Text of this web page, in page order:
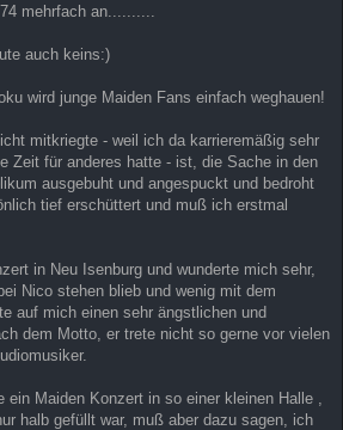
mehrfach an..........
auch keins:)
wird junge Maiden Fans einfach weghauen!
mitkriegte - weil ich da karrieremäßig sehr
Zeit für anderes hatte - ist, die Sache in den
ausgebuht und angespuckt und bedroht
tief erschüttert und muß ich erstmal
in Neu Isenburg und wunderte mich sehr,
Nico stehen blieb und wenig mit dem
auf mich einen sehr ängstlichen und
dem Motto, er trete nicht so gerne vor vielen
ein Maiden Konzert in so einer kleinen Halle ,
halb gefüllt war, muß aber dazu sagen, ich